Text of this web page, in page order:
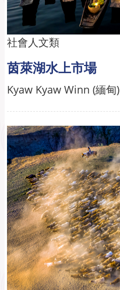
社會人文類
茵萊湖水上市場
Kyaw Kyaw Winn (緬甸)